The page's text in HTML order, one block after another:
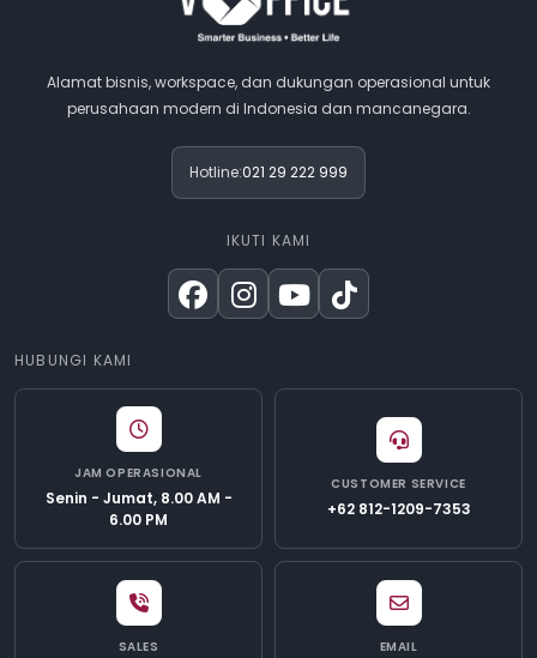
kami terlebih dahulu mengenai peralatan yang Anda
Studio Podcast Anda Sudah Siap Anda dapat membuat
podcast sendiri setelah Anda membayar tagihan terutang.
Alamat bisnis, workspace, dan dukungan operasional untuk
perusahaan modern di Indonesia dan mancanegara.
Hotline:021 29 222 999
IKUTI KAMI
HUBUNGI KAMI
JAM OPERASIONAL
Senin - Jumat, 8.00 AM -
6.00 PM
CUSTOMER SERVICE
+62 812-1209-7353
SALES EMAIL